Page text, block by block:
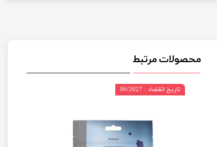
محصولات مرتبط
تاریخ انقضاء : 06/2027